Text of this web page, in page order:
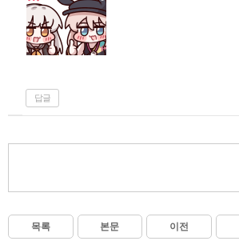
답글
목록 본문 이전